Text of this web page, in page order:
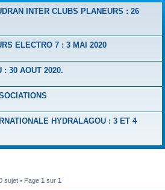
INTER CLUBS PLANEURS : 26
ELECTRO 7 : 3 MAI 2020
: 30 AOUT 2020.
HYDRALAGOU : 3 ET 4
sujet • Page 1 sur 1